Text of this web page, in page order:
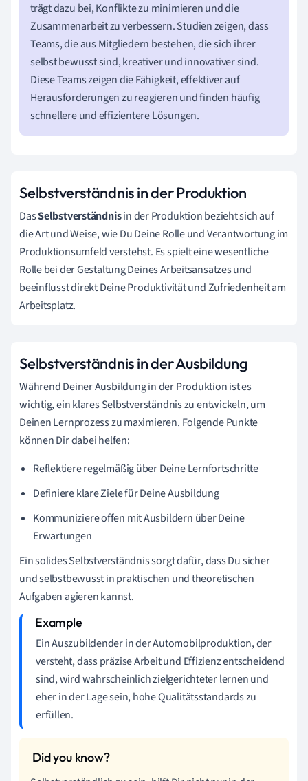
trägt dazu bei, Konflikte zu minimieren und die
Zusammenarbeit zu verbessern. Studien zeigen, dass
Teams, die aus Mitgliedern bestehen, die sich ihrer
selbst bewusst sind, kreativer und innovativer sind.
Diese Teams zeigen die Fähigkeit, effektiver auf
Herausforderungen zu reagieren und finden häufig
schnellere und effizientere Lösungen.
Selbstverständnis in der Produktion
DasSelbstverständnisin der Produktion bezieht sich auf
die Art und Weise, wie Du Deine Rolle und Verantwortung im
Produktionsumfeld verstehst. Es spielt eine wesentliche
Rolle bei der Gestaltung Deines Arbeitsansatzes und
beeinflusst direkt Deine Produktivität und Zufriedenheit am
Arbeitsplatz.
Selbstverständnis in der Ausbildung
Während Deiner Ausbildung in der Produktion ist es
wichtig, ein klares Selbstverständnis zu entwickeln, um
Deinen Lernprozess zu maximieren. Folgende Punkte
können Dir dabei helfen:
Reflektiere regelmäßig über Deine Lernfortschritte
Definiere klare Ziele für Deine Ausbildung
Kommuniziere offen mit Ausbildern über Deine
Erwartungen
Ein solides Selbstverständnis sorgt dafür, dass Du sicher
und selbstbewusst in praktischen und theoretischen
Aufgaben agieren kannst.
Ein Auszubildender in der Automobilproduktion, der
versteht, dass präzise Arbeit und Effizienz entscheidend
sind, wird wahrscheinlich zielgerichteter lernen und
eher in der Lage sein, hohe Qualitätsstandards zu
erfüllen.